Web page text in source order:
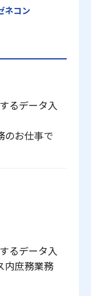
ネコン
るデータ入
のお仕事で
るデータ入
内庶務業務